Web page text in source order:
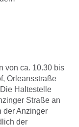
von ca. 10.30 bis
Orleansstraße
Haltestelle
Straße an
der Anzinger
der